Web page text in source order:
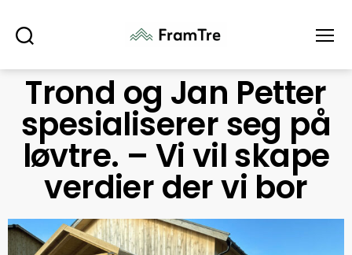
Trond og Jan Petter
spesialiserer seg på
løvtre. – Vi vil skape
verdier der vi bor